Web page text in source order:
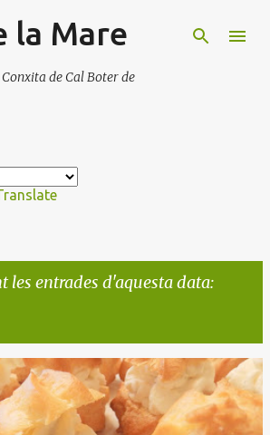
al contingut principal
la Mare
de Cal Boter de
les entrades d'aquesta data: